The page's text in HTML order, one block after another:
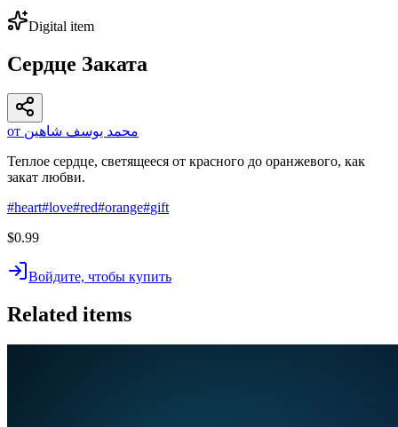
Digital item
Сердце Заката
от محمد يوسف شاهين
Теплое сердце, светящееся от красного до оранжевого, как
закат любви.
#heart#love#red#orange#gift
$0.99
Войдите, чтобы купить
Related items